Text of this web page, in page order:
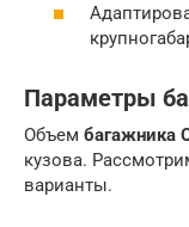
Параметры
Объем багажника
кузова.
варианты.